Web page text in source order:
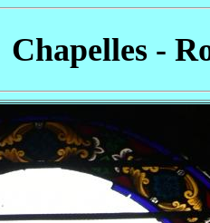
Chapelles -